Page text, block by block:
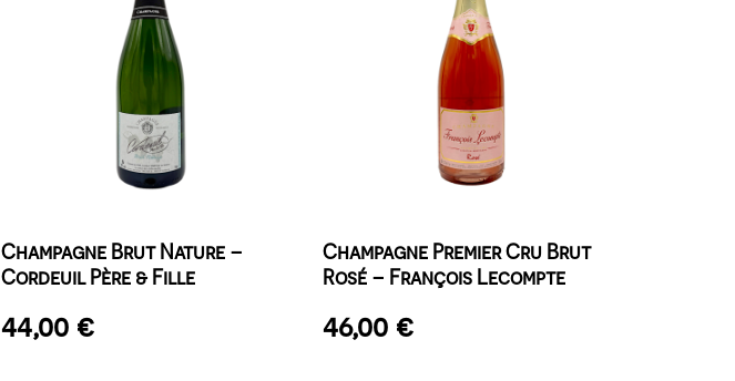
Champagne Brut Nature –
Cordeuil Père & Fille
44,00 €
Champagne Premier Cru Brut
Rosé – François Lecompte
46,00 €